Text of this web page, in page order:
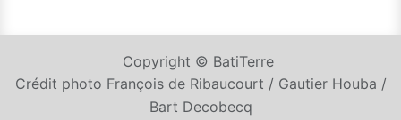
Copyright © BatiTerre
Crédit photo François de Ribaucourt / Gautier Houba /
Bart Decobecq